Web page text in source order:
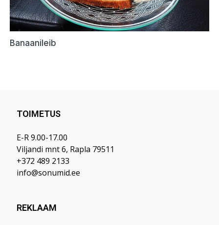
TOIMETUS
E-R 9.00-17.00
Viljandi mnt 6, Rapla 79511
+372 489 2133
info@sonumid.ee
REKLAAM